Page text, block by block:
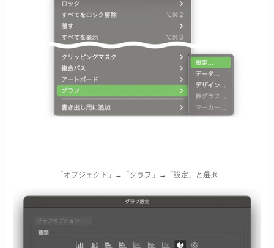
「オブジェクト」→「グラフ」→「設定」と選択